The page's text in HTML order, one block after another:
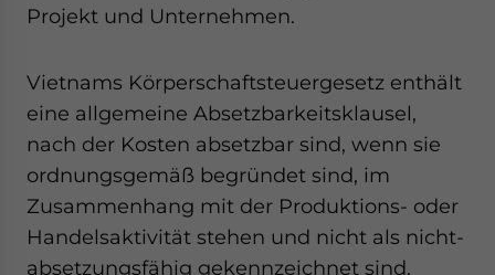
Projekt und Unternehmen.
Vietnams Körperschaftsteuergesetz enthält
eine allgemeine Absetzbarkeitsklausel,
nach der Kosten absetzbar sind, wenn sie
ordnungsgemäß begründet sind, im
Zusammenhang mit der Produktions- oder
Handelsaktivität stehen und nicht als nicht-
absetzungsfähig gekennzeichnet sind.